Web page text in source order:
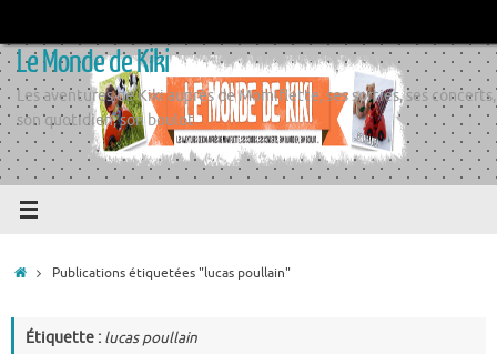
contenu
Le Monde de Kiki
Les aventures de Kiki auprès de Momiflette, ses sorties, ses concerts,
son quotidien, son boulot
AccueilPublications étiquetées "lucas poullain"
Étiquette : lucas poullain